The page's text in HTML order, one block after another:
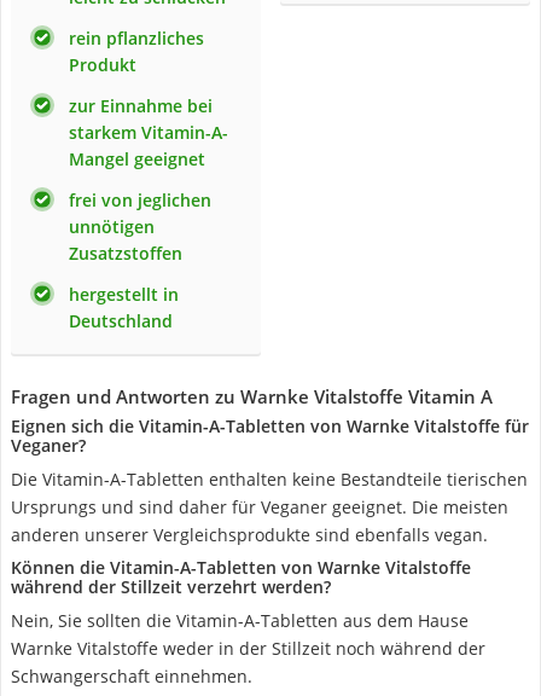
rein pflanzliches
Produkt
zur Einnahme bei
starkem Vitamin-A-
Mangel geeignet
frei von jeglichen
unnötigen
Zusatzstoffen
hergestellt in
Deutschland
Fragen und Antworten zu Warnke Vitalstoffe Vitamin A
Eignen sich die Vitamin-A-Tabletten von Warnke Vitalstoffe für
Veganer?
Die Vitamin-A-Tabletten enthalten keine Bestandteile tierischen
Ursprungs und sind daher für Veganer geeignet. Die meisten
anderen unserer Vergleichsprodukte sind ebenfalls vegan.
Können die Vitamin-A-Tabletten von Warnke Vitalstoffe
während der Stillzeit verzehrt werden?
Nein, Sie sollten die Vitamin-A-Tabletten aus dem Hause
Warnke Vitalstoffe weder in der Stillzeit noch während der
Schwangerschaft einnehmen.